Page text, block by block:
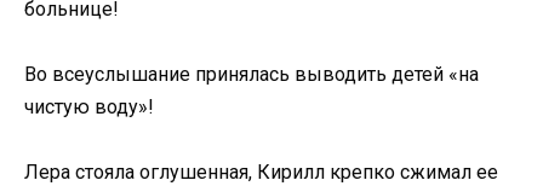
больнице!
Во всеуслышание принялась выводить детей «на
чистую воду»!
Лера стояла оглушенная, Кирилл крепко сжимал ее